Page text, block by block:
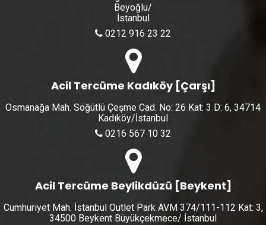
Beyoğlu/
İstanbul
0212 916 23 22
Acil Tercüme Kadıköy [Çarşı]
Osmanağa Mah. Söğütlü Çeşme Cad. No: 26 Kat: 3 D: 6, 34714
Kadıköy/İstanbul
0216 567 10 32
Acil Tercüme Beylikdüzü [Beykent]
Cumhuriyet Mah. İstanbul Outlet Park AVM 374/111-112 Kat: 3,
34500 Beykent Büyükçekmece/ İstanbul